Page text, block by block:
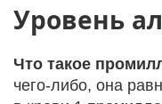
Уровень
Что такое
чего-либо, она